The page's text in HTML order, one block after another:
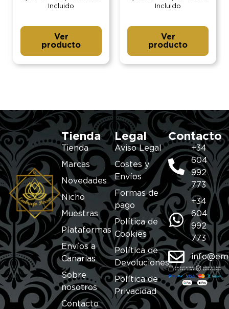
Incluido
Ver
producto
Incluido
Ver
producto
Tienda
Tienda
Marcas
Novedades
Nicho
Muestras
Plataformas
Envíos a
Canarias
Sobre
nosotros
Contacto
Legal
Aviso Legal
Costes y
Envíos
Formas de
pago
Política de
Cookies
Política de
Devoluciones
Política de
Privacidad
Contacto
+34
604
992
773
+34
604
992
773